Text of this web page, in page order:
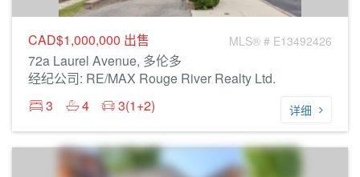
CAD$1,000,000 出售 MLS® # E13492426
72a Laurel Avenue, 多伦多
经纪公司: RE/MAX Rouge River Realty Ltd.
3
4 3(1+2) 详细